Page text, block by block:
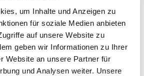
um Inhalte und Anzeigen zu
für soziale Medien anbieten
auf unsere Website zu
geben wir Informationen zu Ihrer
Website an unsere Partner für
und Analysen weiter. Unsere
BOUNTI
Organisationen